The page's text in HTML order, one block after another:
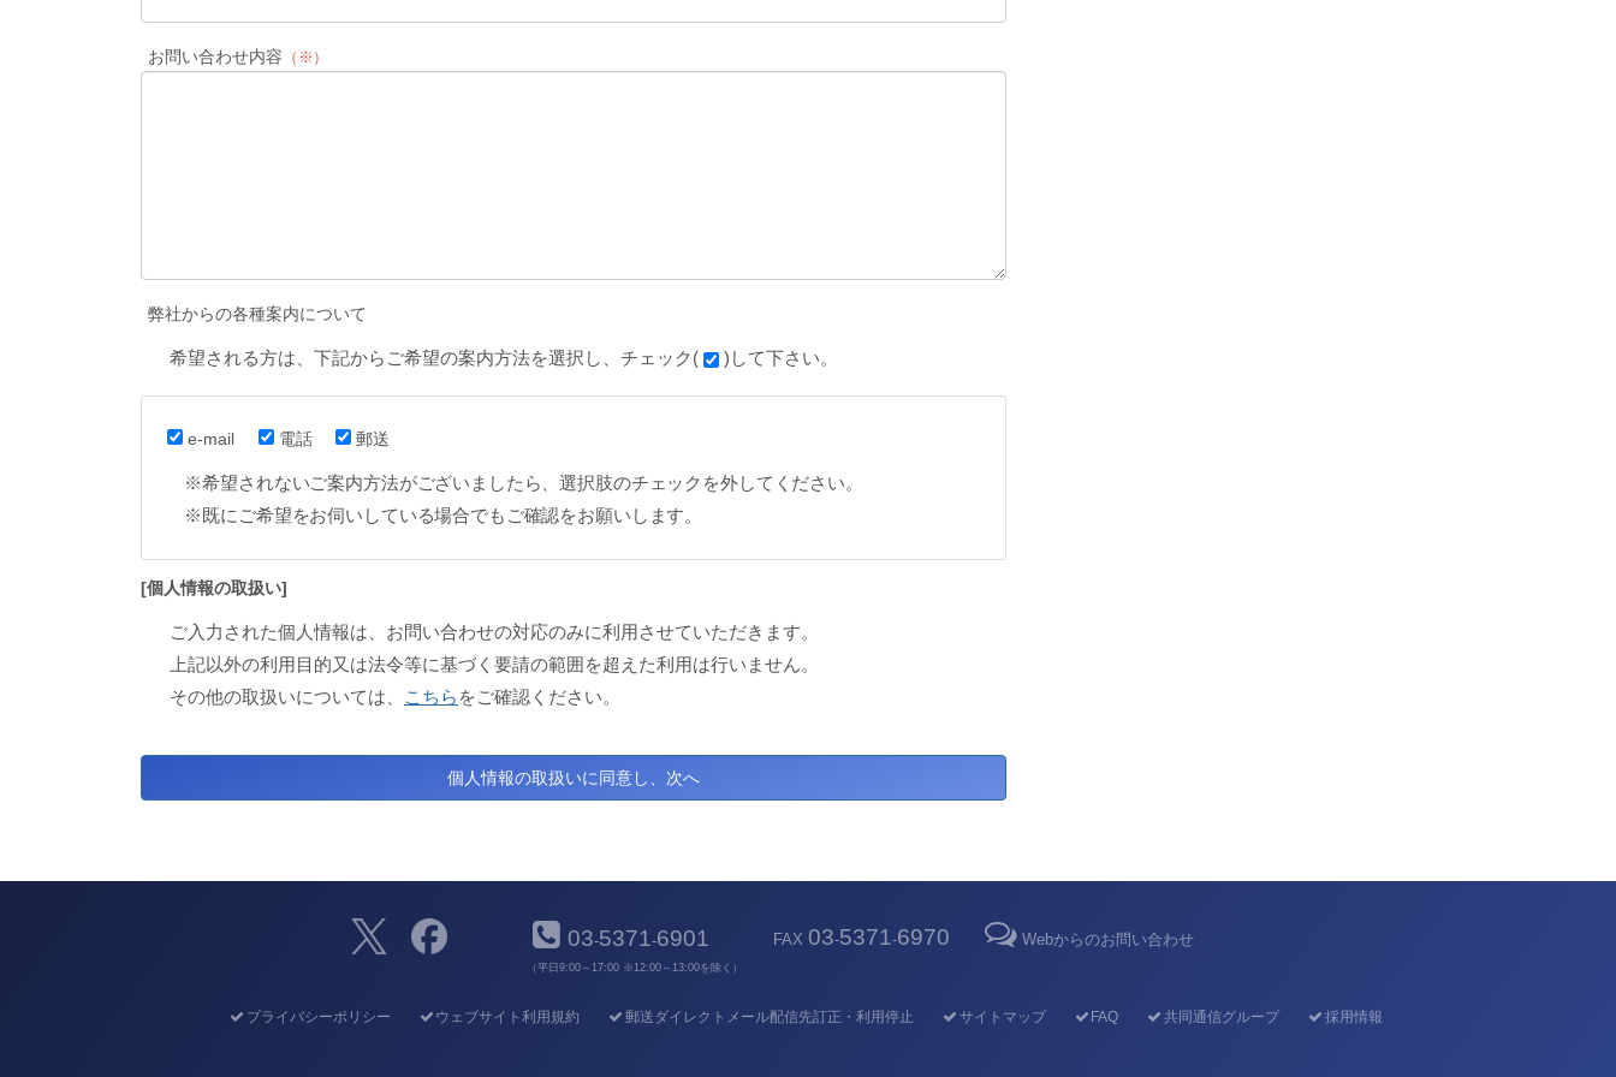
お問い合わせ内容 （※）
弊社からの各種案内について
希望される方は、下記からご希望の案内方法を選択し、チェック( )して下さい。
e-mail 電話 郵送
※希望されないご案内方法がございましたら、選択肢のチェックを外してください。
※既にご希望をお伺いしている場合でもご確認をお願いします。
[個人情報の取扱い]
ご入力された個人情報は、お問い合わせの対応のみに利用させていただきます。
上記以外の利用目的又は法令等に基づく要請の範囲を超えた利用は行いません。
その他の取扱いについては、
こちら をご確認ください。
03-5371-6901
（平日9:00～17:00 ※12:00～13:00を除く）
FAX 03-5371-6970 Webからのお問い合わせ
プライバシーポリシー ウェブサイト利用規約 郵送ダイレクトメール配信先訂正・利用停止 サイトマップ FAQ 共同通信グループ 採用情報